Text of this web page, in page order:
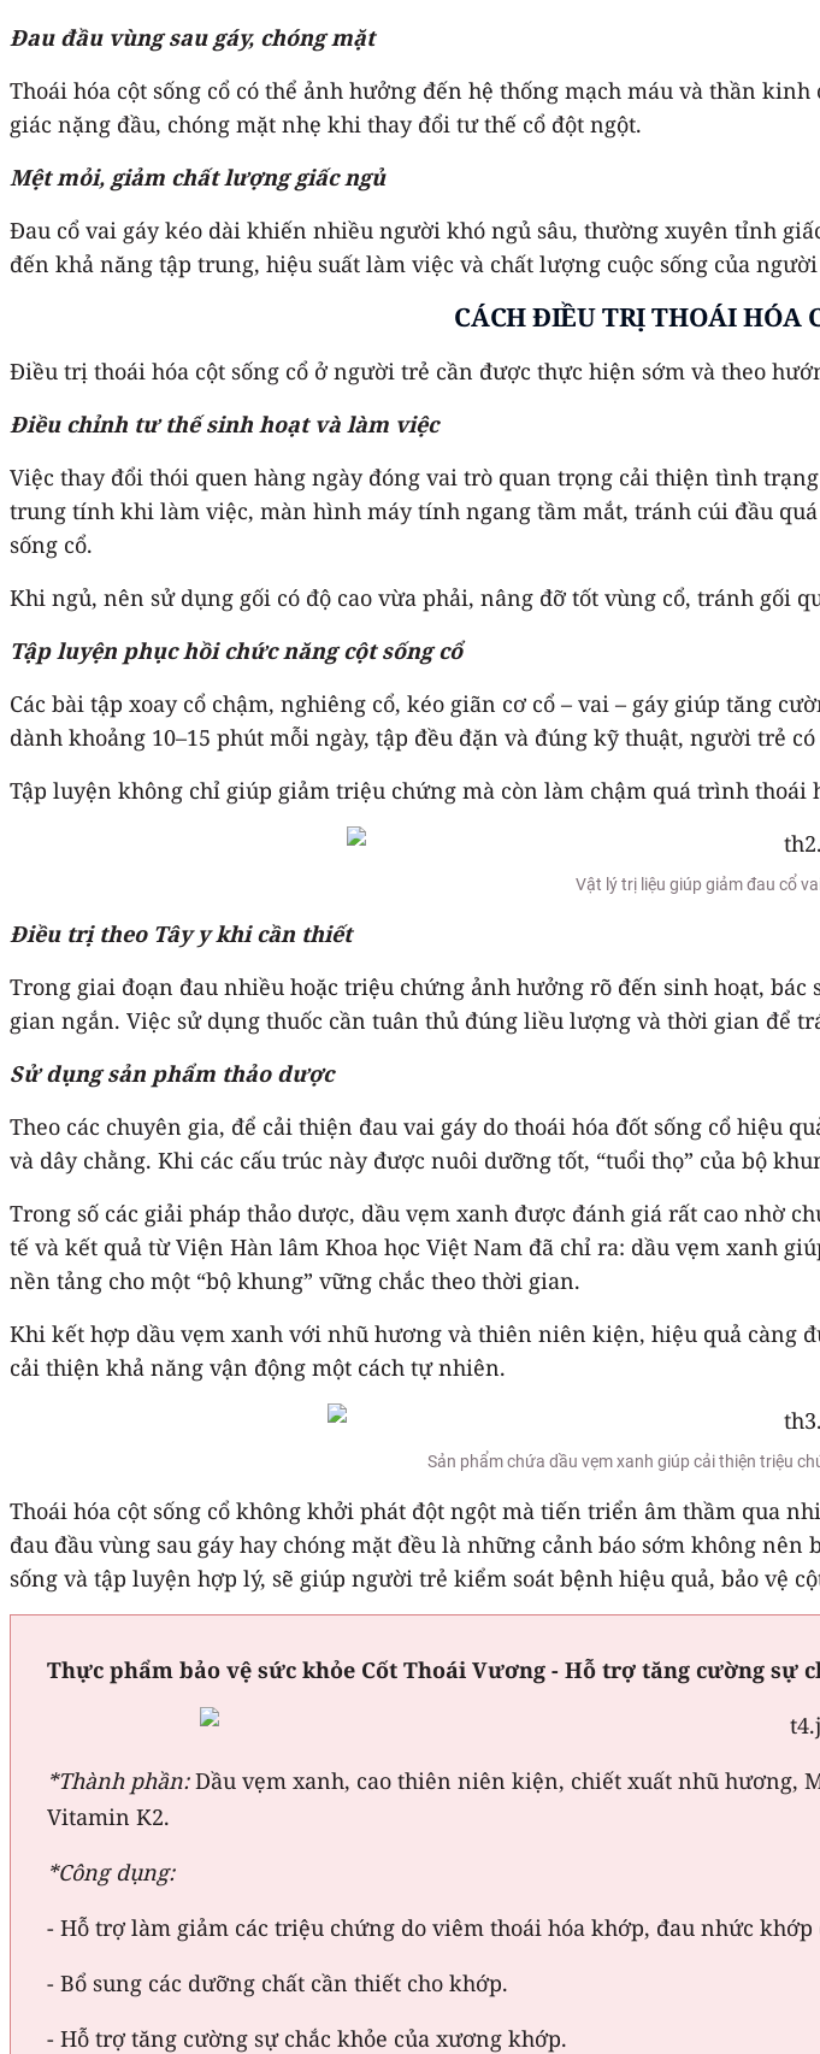
Đau đầu vùng sau gáy, chóng mặt
Thoái hóa cột sống cổ có thể ảnh hưởng đến hệ thống mạch máu và thần
giác nặng đầu, chóng mặt nhẹ khi thay đổi tư thế cổ đột ngột.
Mệt mỏi, giảm chất lượng giấc ngủ
Đau cổ vai gáy kéo dài khiến nhiều người khó ngủ sâu, thường xuyên tỉnh
đến khả năng tập trung, hiệu suất làm việc và chất lượng cuộc sống của
CÁCH ĐIỀU TRỊ THOÁI HÓA
Điều trị thoái hóa cột sống cổ ở người trẻ cần được thực hiện sớm và theo
Điều chỉnh tư thế sinh hoạt và làm việc
Việc thay đổi thói quen hàng ngày đóng vai trò quan trọng cải thiện tình
trung tính khi làm việc, màn hình máy tính ngang tầm mắt, tránh cúi đầu
sống cổ.
Khi ngủ, nên sử dụng gối có độ cao vừa phải, nâng đỡ tốt vùng cổ, tránh gối
Tập luyện phục hồi chức năng cột sống cổ
Các bài tập xoay cổ chậm, nghiêng cổ, kéo giãn cơ cổ – vai – gáy giúp tăng
dành khoảng 10–15 phút mỗi ngày, tập đều đặn và đúng kỹ thuật, người trẻ
Tập luyện không chỉ giúp giảm triệu chứng mà còn làm chậm quá trình thoái
Vật lý trị liệu giúp giảm đau cổ
Điều trị theo Tây y khi cần thiết
Trong giai đoạn đau nhiều hoặc triệu chứng ảnh hưởng rõ đến sinh hoạt,
gian ngắn. Việc sử dụng thuốc cần tuân thủ đúng liều lượng và thời gian để
Sử dụng sản phẩm thảo dược
Theo các chuyên gia, để cải thiện đau vai gáy do thoái hóa đốt sống cổ hiệu
và dây chằng. Khi các cấu trúc này được nuôi dưỡng tốt, “tuổi thọ” của bộ
Trong số các giải pháp thảo dược, dầu vẹm xanh được đánh giá rất cao nhờ
tế và kết quả từ Viện Hàn lâm Khoa học Việt Nam đã chỉ ra: dầu vẹm xanh
nền tảng cho một “bộ khung” vững chắc theo thời gian.
Khi kết hợp dầu vẹm xanh với nhũ hương và thiên niên kiện, hiệu quả càng
cải thiện khả năng vận động một cách tự nhiên.
Sản phẩm chứa dầu vẹm xanh giúp cải thiện triệu
Thoái hóa cột sống cổ không khởi phát đột ngột mà tiến triển âm thầm qua
đau đầu vùng sau gáy hay chóng mặt đều là những cảnh báo sớm không
sống và tập luyện hợp lý, sẽ giúp người trẻ kiểm soát bệnh hiệu quả, bảo vệ
Thực phẩm bảo vệ sức khỏe Cốt Thoái Vương - Hỗ trợ tăng cường sự
*Thành phần:Dầu vẹm xanh, cao thiên niên kiện, chiết xuất nhũ hương,
Vitamin K2.
*Công dụng:
- Hỗ trợ làm giảm các triệu chứng do viêm thoái hóa khớp, đau nhức khớp
- Bổ sung các dưỡng chất cần thiết cho khớp.
- Hỗ trợ tăng cường sự chắc khỏe của xương khớp.